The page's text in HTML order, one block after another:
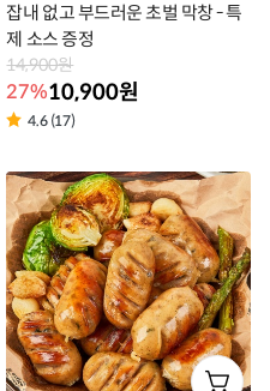
잡내 없고 부드러운 초벌 막창 - 특
제 소스 증정
14,900원
27%10,900원
4.6 (17)
품
라
벨